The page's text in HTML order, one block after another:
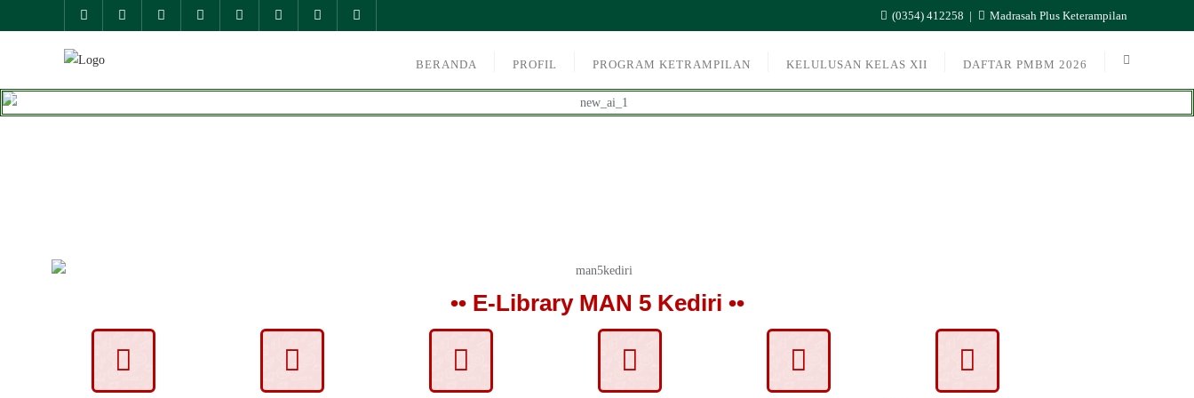
(0354) 412258 Madrasah Plus Keterampilan
BERANDA PROFIL PROGRAM KETRAMPILAN KELULUSAN KELAS XII DAFTAR PMBM 2026
•• E-Library MAN 5 Kediri ••